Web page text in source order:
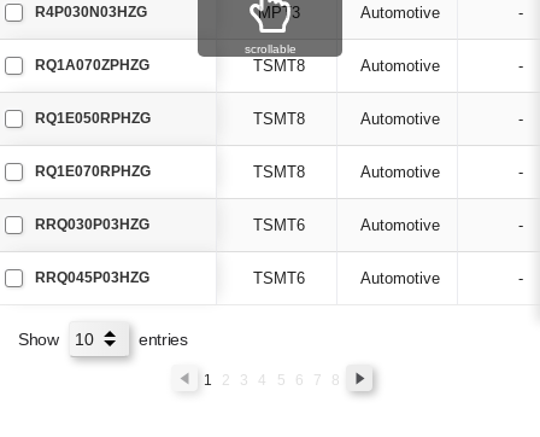
R4P030N03HZG MPT3 Automotive -
RQ1A070ZPHZG TSMT8 Automotive -
RQ1E050RPHZG TSMT8 Automotive -
RQ1E070RPHZG TSMT8 Automotive -
RRQ030P03HZG TSMT6 Automotive -
RRQ045P03HZG TSMT6 Automotive -
scrollable
Show entries
1 2 3 4 5 6 7 8